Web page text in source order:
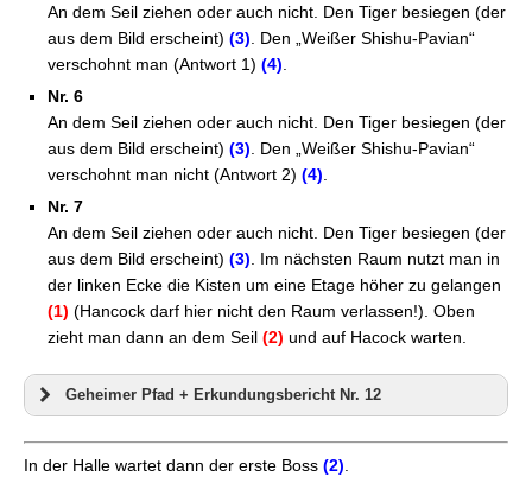
An dem Seil ziehen oder auch nicht. Den Tiger besiegen (der
aus dem Bild erscheint) (3) . Den „Weißer Shishu-Pavian“
verschohnt man (Antwort 1) (4)
Nr. 6
An dem Seil ziehen oder auch nicht. Den Tiger besiegen (der
aus dem Bild erscheint) (3) . Den „Weißer Shishu-Pavian“
verschohnt man nicht (Antwort 2) (4)
Nr. 7
An dem Seil ziehen oder auch nicht. Den Tiger besiegen (der
aus dem Bild erscheint) (3) . Im nächsten Raum nutzt man in
der linken Ecke die Kisten um eine Etage höher zu gelangen
(1) (Hancock darf hier nicht den Raum verlassen!). Oben
zieht man dann an dem Seil (2) und auf Hacock warten
Geheimer Pfad + Erkundungsbericht Nr. 12
In der Halle wartet dann der erste Boss (2)